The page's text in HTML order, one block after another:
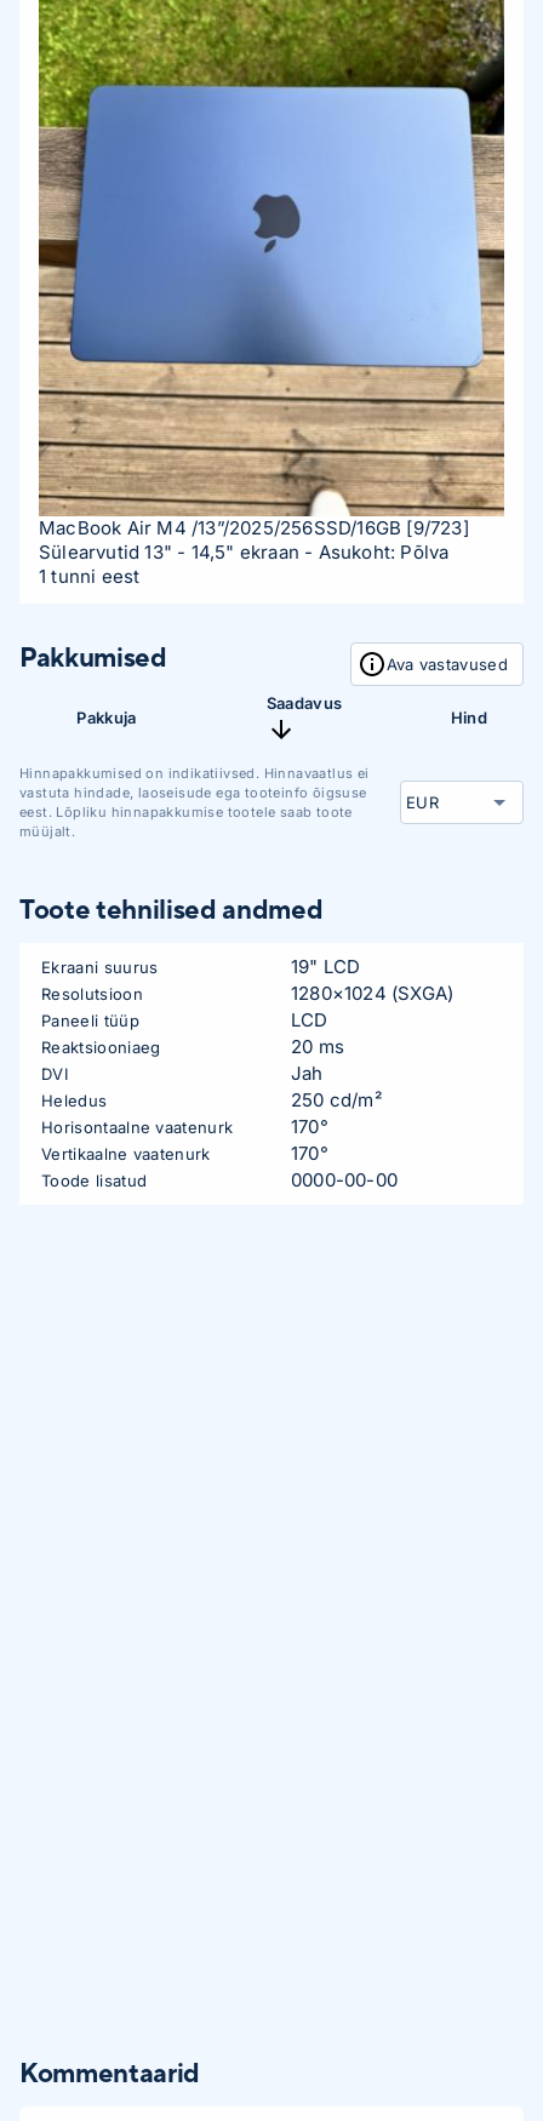
MacBook Air M4 /13”/2025/256SSD/16GB [9/723]
Sülearvutid 13" - 14,5" ekraan - Asukoht: Põlva
1 tunni eest
Pakkumised Ava vastavused
Pakkuja
Saadavus
Hind
Hinnapakkumised on indikatiivsed. Hinnavaatlus ei
vastuta hindade, laoseisude ega tooteinfo õigsuse
eest. Lõpliku hinnapakkumise tootele saab toote
müüjalt.
Toote tehnilised andmed
Ekraani suurus 19" LCD
Resolutsioon 1280×1024 (SXGA)
Paneeli tüüp LCD
Reaktsiooniaeg 20 ms
DVI Jah
Heledus 250 cd/m²
Horisontaalne vaatenurk 170°
Vertikaalne vaatenurk 170°
Toode lisatud 0000-00-00
Kommentaarid